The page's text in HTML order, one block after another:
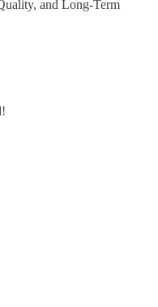
and Long-Term